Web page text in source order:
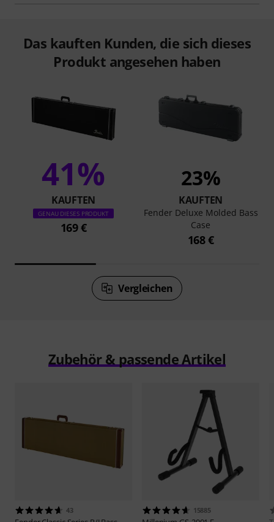
Das kauften Kunden, die sich dieses
Produkt angesehen haben
41%
KAUFTEN
GENAU DIESES PRODUKT
169 €
23%
KAUFTEN
Fender Deluxe Molded Bass
Case
168 €
Vergleichen
Zubehör & passende Artikel
43 15885